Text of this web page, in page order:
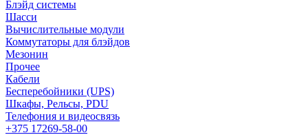
Блэйд системы
Шасси
Вычислительные модули
Коммутаторы для блэйдов
Мезонин
Прочее
Кабели
Бесперебойники (UPS)
Шкафы, Рельсы, PDU
Телефония и видеосвязь
+375 17269-58-00